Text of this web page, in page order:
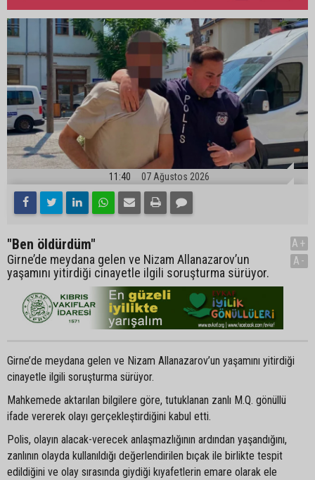
11:40 07 Ağustos 2026
"Ben öldürdüm"
Girne’de meydana gelen ve Nizam Allanazarov’un
yaşamını yitirdiği cinayetle ilgili soruşturma sürüyor.
A+
A-
Girne’de meydana gelen ve Nizam Allanazarov’un yaşamını yitirdiği
cinayetle ilgili soruşturma sürüyor.
Mahkemede aktarılan bilgilere göre, tutuklanan zanlı M.Q. gönüllü
ifade vererek olayı gerçekleştirdiğini kabul etti.
Polis, olayın alacak-verecek anlaşmazlığının ardından yaşandığını,
zanlının olayda kullanıldığı değerlendirilen bıçak ile birlikte tespit
edildiğini ve olay sırasında giydiği kıyafetlerin emare olarak ele